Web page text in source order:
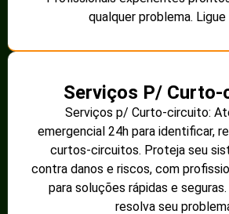
qualquer problema. Ligue
Serviços P/
Serviços p/ Curto-circuito:
emergencial 24h para identificar,
curtos-circuitos. Proteja seu
contra danos e riscos, com
para soluções rápidas e
resolva seu